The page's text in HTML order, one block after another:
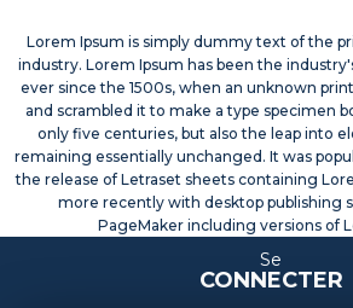
Lorem Ipsum is simply dummy text of the
industry. Lorem Ipsum has been the
ever since the 1500s, when an unknown
and scrambled it to make a type specimen
only five centuries, but also the leap into
remaining essentially unchanged. It was
the release of Letraset sheets containing
more recently with desktop publishing
PageMaker including versions of
Se
CONNECTER